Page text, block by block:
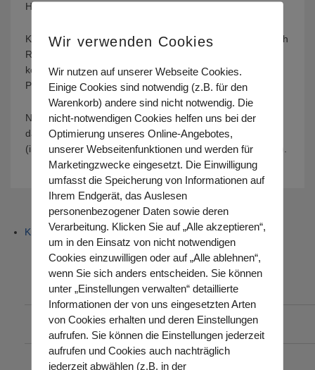
Kurse
Nachhilfe
Hausaufgabenbetreuung
Lerntechniken
Konzentrationstraining
Hausaufgaben unterstützt.
Kinder und Jugendliche, die zu Hause weder Ort, Zeit noch
Ruhe finden, den Unterricht nach- oder vorzubereiten,
können in einer ruhigen Arbeitsatmosphäre, begleitet von
PädagogInnen, konzentriert und zielgerichtet arbeiten.
Neben der Vertiefung und Übung des Lernstoffs wird
dadurch auch die soziale Kompetenz gestärkt
(insbesondere die Rücksichtnahme und Zusammenarbeit).
Wir verwenden Cookies
Wir nutzen auf unserer Webseite Cookies.
Einige Cookies sind notwendig (z.B. für den
Warenkorb) andere sind nicht notwendig. Die
nicht-notwendigen Cookies helfen uns bei der
Optimierung unseres Online-Angebotes,
unserer Webseitenfunktionen und werden für
Marketingzwecke eingesetzt. Die Einwilligung
umfasst die Speicherung von Informationen auf
Ihrem Endgerät, das Auslesen
personenbezogener Daten sowie deren
Verarbeitung. Klicken Sie auf „Alle akzeptieren“,
um in den Einsatz von nicht notwendigen
Cookies einzuwilligen oder auf „Alle ablehnen“,
wenn Sie sich anders entscheiden. Sie können
unter „Einstellungen verwalten“ detaillierte
Informationen der von uns eingesetzten Arten
von Cookies erhalten und deren Einstellungen
aufrufen. Sie können die Einstellungen jederzeit
aufrufen und Cookies auch nachträglich
jederzeit abwählen (z.B. in der